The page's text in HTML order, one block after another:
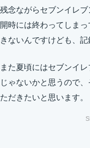
残念ながらセブンイレ
開時には終わってしま
きないんですけども、記
また夏頃にはセブンイ
じゃないかと思うので
ただきたいと思います。